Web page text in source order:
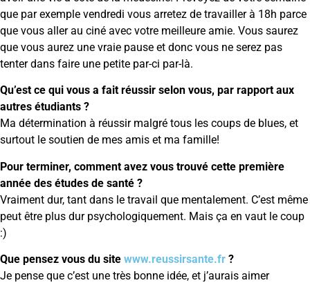
que par exemple vendredi vous arretez de travailler à 18h parce
que vous aller au ciné avec votre meilleure amie. Vous saurez
que vous aurez une vraie pause et donc vous ne serez pas
tenter dans faire une petite par-ci par-là.
Qu’est ce qui vous a fait réussir selon vous, par rapport aux
autres étudiants ?
Ma détermination à réussir malgré tous les coups de blues, et
surtout le soutien de mes amis et ma famille!
Pour terminer, comment avez vous trouvé cette première
année des études de santé ?
Vraiment dur, tant dans le travail que mentalement. C’est même
peut être plus dur psychologiquement. Mais ça en vaut le coup
:)
Que pensez vous du site www.reussirsante.fr ?
Je pense que c’est une très bonne idée, et j’aurais aimer